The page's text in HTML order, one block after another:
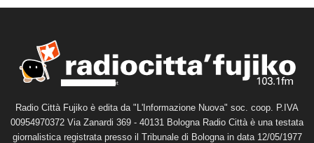
Radio Città Fujiko è edita da "L'Informazione Nuova" soc. coop. P.IVA
00954970372 Via Zanardi 369 - 40131 Bologna Radio Città è una testata
giornalistica registrata presso il Tribunale di Bologna in data 12/05/1977